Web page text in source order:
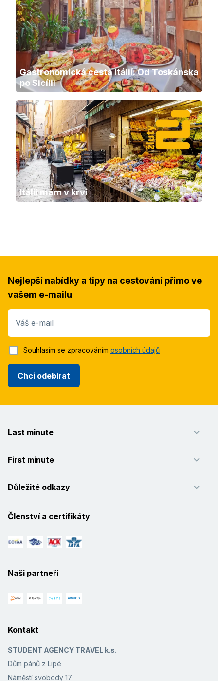
Gastronomická cesta Itálií: Od Toskánska
po Sicílii
Itálii mám v krvi
Nejlepší nabídky a tipy na cestování přímo ve
vašem e-mailu
Váš e-mail
Chci odebírat
Souhlasím se zpracováním osobních údajů
Last minute
First minute
Důležité odkazy
Členství a certifikáty
Naši partneři
Kontakt
STUDENT AGENCY TRAVEL k.s.
Dům pánů z Lipé
Náměstí svobody 17